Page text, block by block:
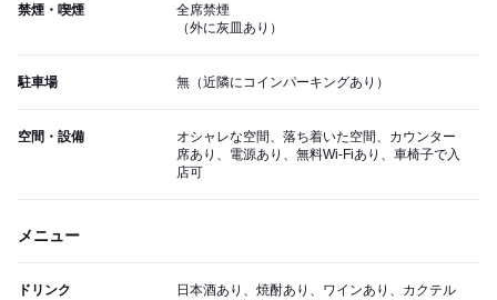
禁煙・喫煙
全席禁煙
（外に灰皿あり）
駐車場 無（近隣にコインパーキングあり）
空間・設備
オシャレな空間、落ち着いた空間、カウンター
席あり、電源あり、無料Wi-Fiあり、車椅子で入
店可
メニュー
ドリンク
日本酒あり、焼酎あり、ワインあり、カクテル